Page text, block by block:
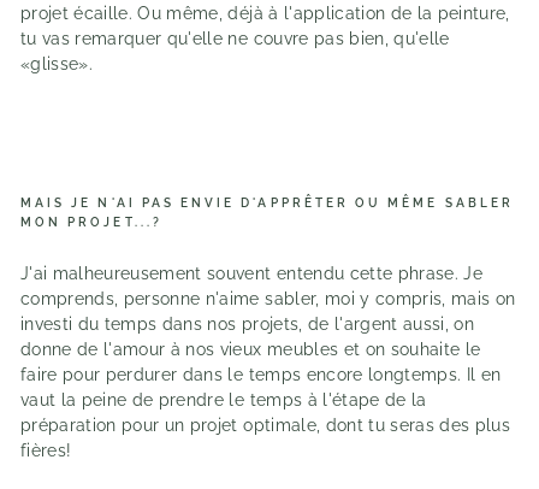
projet écaille. Ou même, déjà à l'application de la peinture,
tu vas remarquer qu'elle ne couvre pas bien, qu'elle
«glisse».
MAIS JE N'AI PAS ENVIE D'APPRÊTER OU MÊME SABLER
MON PROJET...?
J'ai malheureusement souvent entendu cette phrase. Je
comprends, personne n'aime sabler, moi y compris, mais on
investi du temps dans nos projets, de l'argent aussi, on
donne de l'amour à nos vieux meubles et on souhaite le
faire pour perdurer dans le temps encore longtemps. Il en
vaut la peine de prendre le temps à l'étape de la
préparation pour un projet optimale, dont tu seras des plus
fières!